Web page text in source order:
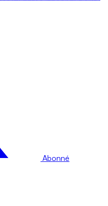
Abonné